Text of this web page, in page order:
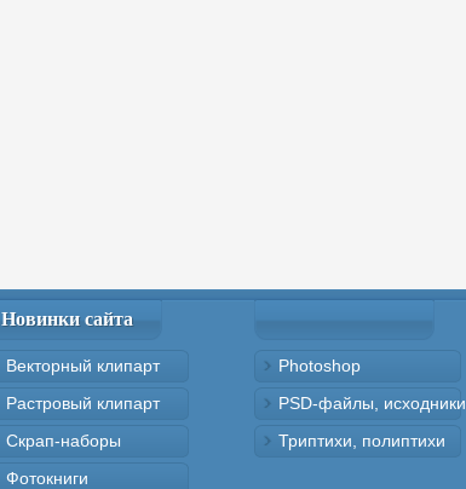
Новинки сайта
Векторный клипарт
Растровый клипарт
Скрап-наборы
Фотокниги
Photoshop
PSD-файлы, исходники
Триптихи, полиптихи